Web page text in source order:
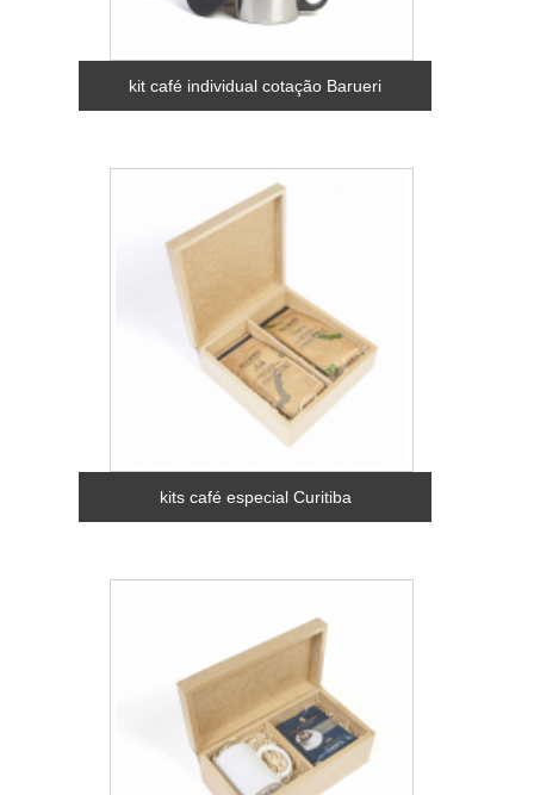
kit café individual cotação Barueri
kits café especial Curitiba